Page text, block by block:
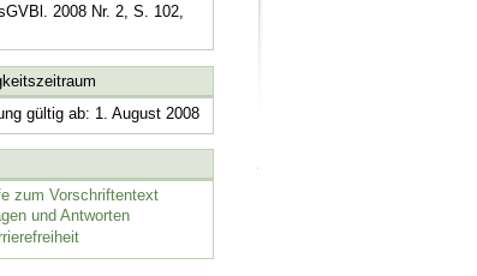
2008 Nr. 2, S. 102,
gültig ab: 1. August 2008
zum Vorschriftentext
und Antworten